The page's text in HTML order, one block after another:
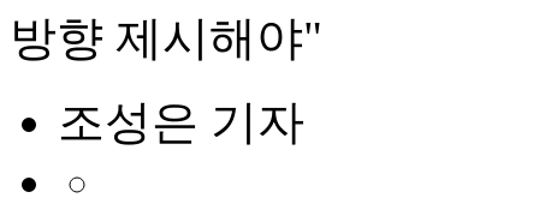
방향 제시해야"
조성은 기자